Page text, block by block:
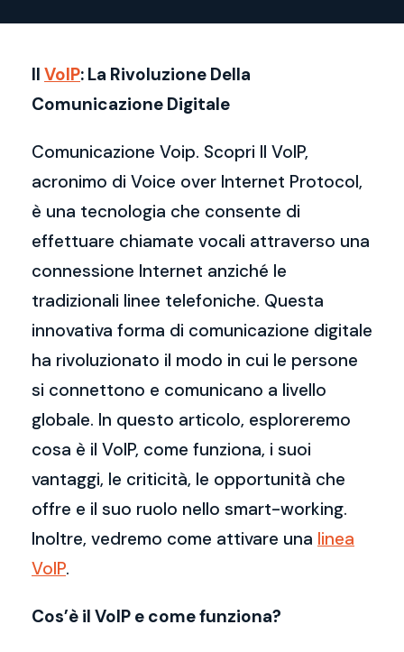
Il VoIP: La Rivoluzione Della
Comunicazione Digitale
Comunicazione Voip. Scopri Il VoIP,
acronimo di Voice over Internet Protocol,
è una tecnologia che consente di
effettuare chiamate vocali attraverso una
connessione Internet anziché le
tradizionali linee telefoniche. Questa
innovativa forma di comunicazione digitale
ha rivoluzionato il modo in cui le persone
si connettono e comunicano a livello
globale. In questo articolo, esploreremo
cosa è il VoIP, come funziona, i suoi
vantaggi, le criticità, le opportunità che
offre e il suo ruolo nello smart-working.
Inoltre, vedremo come attivare una linea
VoIP.
Cos’è il VoIP e come funziona?